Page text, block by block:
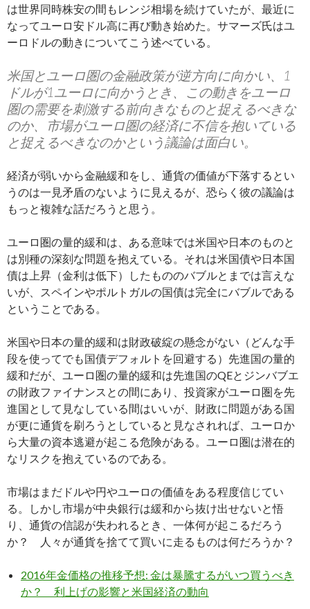
は世界同時株安の間もレンジ相場を続けていたが、最近に
なってユーロ安ドル高に再び動き始めた。サマーズ氏はユ
ーロドルの動きについてこう述べている。
米国とユーロ圏の金融政策が逆方向に向かい、1
ドルが1ユーロに向かうとき、この動きをユーロ
圏の需要を刺激する前向きなものと捉えるべきな
のか、市場がユーロ圏の経済に不信を抱いている
と捉えるべきなのかという議論は面白い。
経済が弱いから金融緩和をし、通貨の価値が下落するとい
うのは一見矛盾のないように見えるが、恐らく彼の議論は
もっと複雑な話だろうと思う。
ユーロ圏の量的緩和は、ある意味では米国や日本のものと
は別種の深刻な問題を抱えている。それは米国債や日本国
債は上昇（金利は低下）したもののバブルとまでは言えな
いが、スペインやポルトガルの国債は完全にバブルである
ということである。
米国や日本の量的緩和は財政破綻の懸念がない（どんな手
段を使ってでも国債デフォルトを回避する）先進国の量的
緩和だが、ユーロ圏の量的緩和は先進国のQEとジンバブエ
の財政ファイナンスとの間にあり、投資家がユーロ圏を先
進国として見なしている間はいいが、財政に問題がある国
が更に通貨を刷ろうとしていると見なされれば、ユーロか
ら大量の資本逃避が起こる危険がある。ユーロ圏は潜在的
なリスクを抱えているのである。
市場はまだドルや円やユーロの価値をある程度信じてい
る。しかし市場が中央銀行は緩和から抜け出せないと悟
り、通貨の信認が失われるとき、一体何が起こるだろう
か？ 人々が通貨を捨てて買いに走るものは何だろうか？
2016年金価格の推移予想: 金は暴騰するがいつ買うべき
か？ 利上げの影響と米国経済の動向